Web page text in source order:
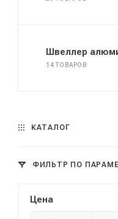
Швеллер
14 ТОВАРОВ
КАТАЛОГ
ФИЛЬТР ПО
Цена